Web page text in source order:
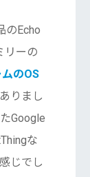
のEcho
リーの
のOS
りまし
Google
な
じでし